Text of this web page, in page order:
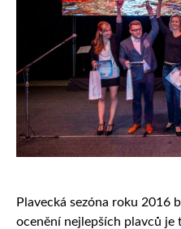
Plavecká sezóna roku 2016
ocenění nejlepších plavců je